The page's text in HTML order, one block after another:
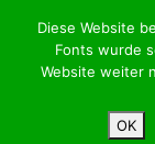
Zum Inhalt
Diese Website
Fonts wurde
Website weiter
OK